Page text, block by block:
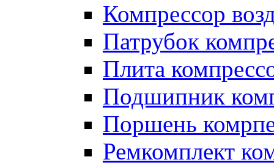
Компрессор
Патрубок
Плита
Подшипник
Поршень
Ремкомплект